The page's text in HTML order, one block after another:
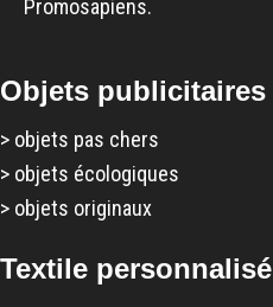
Promosapiens.
Objets publicitaires
> objets pas chers
> objets écologiques
> objets originaux
Textile personnalisé